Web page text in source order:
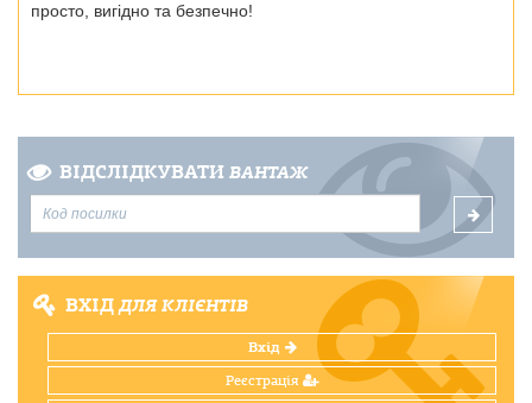
просто, вигідно та безпечно!
ВІДСЛІДКУВАТИ ВАНТАЖ
ВХІДДЛЯ КЛІЄНТІВ
Вхід
Реєстрація